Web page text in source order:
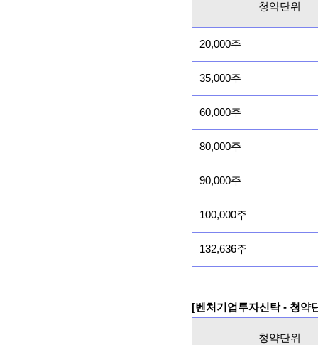
청약단위
20,000주
35,000주
60,000주
80,000주
90,000주
100,000주
132,636주
[벤처기업투자신탁 - 청약
청약단위